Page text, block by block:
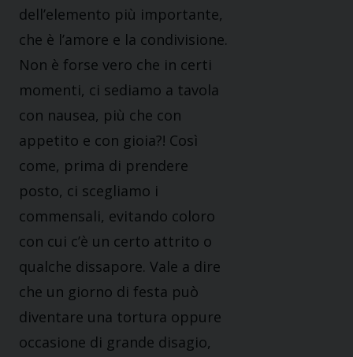
dell’elemento più importante,
che è l’amore e la condivisione.
Non è forse vero che in certi
momenti, ci sediamo a tavola
con nausea, più che con
appetito e con gioia?! Così
come, prima di prendere
posto, ci scegliamo i
commensali, evitando coloro
con cui c’è un certo attrito o
qualche dissapore. Vale a dire
che un giorno di festa può
diventare una tortura oppure
occasione di grande disagio,